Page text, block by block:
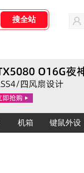
机箱 键鼠外设